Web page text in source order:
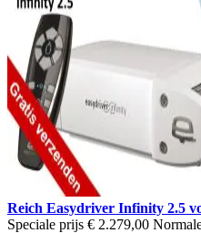
Reich Easydriver Infinity 2.5
Speciale prijs € 2.279,00